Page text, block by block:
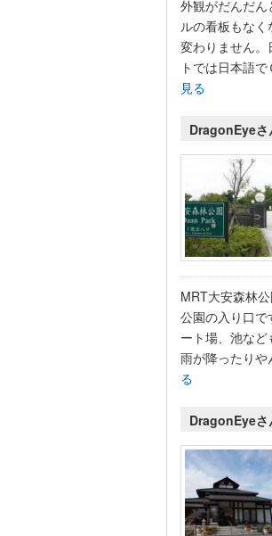
外観がだんだ
ルの看板もな
変わりません
トでは日本語
見る
DragonEyeさ
MRT大安森林
公園の入り口
ート場、池など
雨が降ったり
る
DragonEyeさ